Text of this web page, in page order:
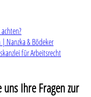
Nanzka & Bödeker
für Arbeitsrecht
uns Ihre Fragen zur